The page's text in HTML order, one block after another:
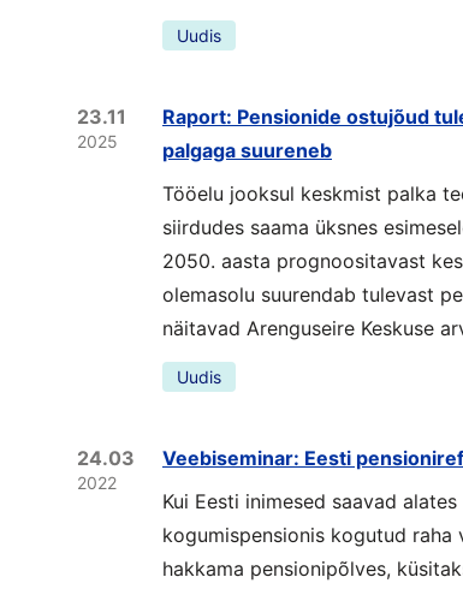
Uudis
23.11
2025
Raport: Pensionide ostujõud
palgaga suureneb
Tööelu jooksul keskmist palka
siirdudes saama üksnes
2050. aasta prognoositavast
olemasolu suurendab tulevast
näitavad Arenguseire Keskuse
Uudis
24.03
2022
Veebiseminar: Eesti
Kui Eesti inimesed saavad
kogumispensionis kogutud raha
hakkama pensionipõlves,